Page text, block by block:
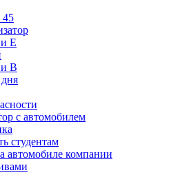
45
E
B
с автомобилем
студентам
автомобиле компании